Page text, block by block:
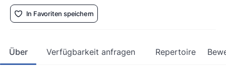
In Favoriten speichern
Über Verfügbarkeit anfragen Repertoire